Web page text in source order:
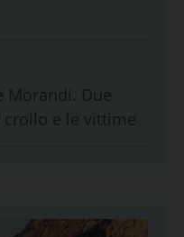
Morandi. Due
e le vittime